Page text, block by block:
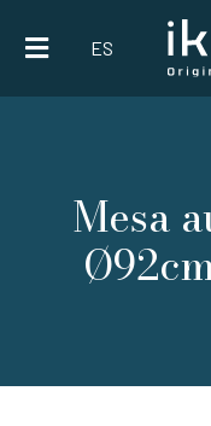
content
ES
Mesa